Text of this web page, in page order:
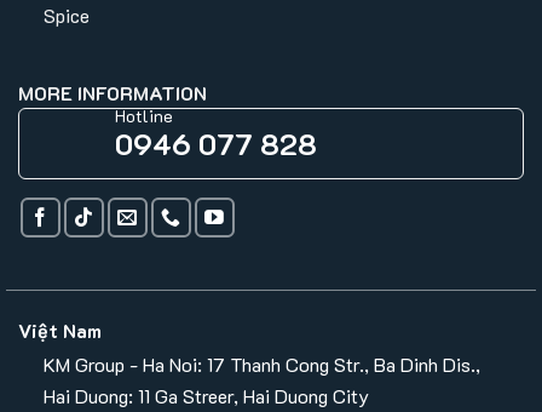
Spice
MORE INFORMATION
Hotline
0946 077 828
Việt Nam
KM Group - Ha Noi: 17 Thanh Cong Str., Ba Dinh Dis.,
Hai Duong: 11 Ga Streer, Hai Duong City